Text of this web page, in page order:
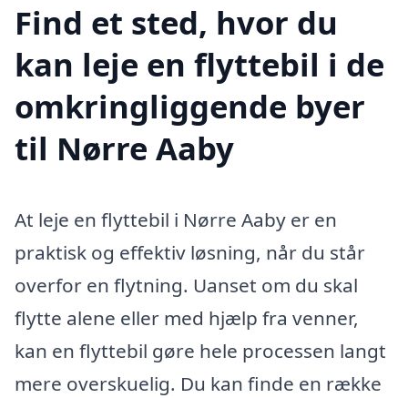
Find et sted, hvor du
kan leje en flyttebil i de
omkringliggende byer
til Nørre Aaby
At leje en flyttebil i Nørre Aaby er en
praktisk og effektiv løsning, når du står
overfor en flytning. Uanset om du skal
flytte alene eller med hjælp fra venner,
kan en flyttebil gøre hele processen langt
mere overskuelig. Du kan finde en række